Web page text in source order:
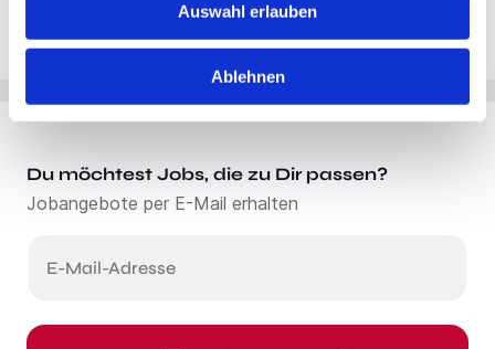
Auswahl erlauben
Ablehnen
Du möchtest Jobs, die zu Dir passen?
Jobangebote per E-Mail erhalten
E-Mail-Adresse